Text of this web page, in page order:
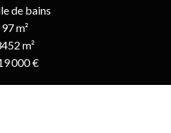
de bains
97 m²
m²
000 €